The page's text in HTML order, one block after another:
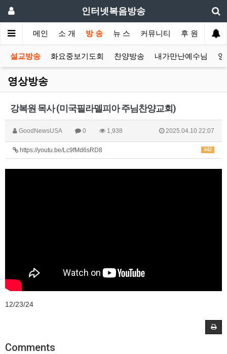
인터넷복음방송
메인 소 개 방 송 뉴 스 커뮤니티 후 원
설교방송 화요중보기도회 찬양방송 내가만난예수님
영상방송
강복원 목사 (미국필라델피아 주님찬양교회)
GoodNewsUSA 0 1,938 2025.04.10 22:07
642
https://youtu.be/Lc9fMd6sRD8
12/23/24
Comments